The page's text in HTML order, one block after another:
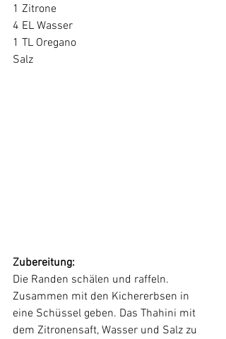
1 Zitrone
4 EL Wasser
1 TL Oregano
Salz
Zubereitung:
Die Randen schälen und raffeln.
Zusammen mit den Kichererbsen in
eine Schüssel geben. Das Thahini mit
dem Zitronensaft, Wasser und Salz zu